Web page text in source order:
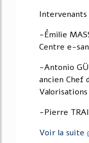
Intervenants
-Émilie
Centre e-
-Antonio
ancien Chef
Valorisations
-Pierre
Voir la suite